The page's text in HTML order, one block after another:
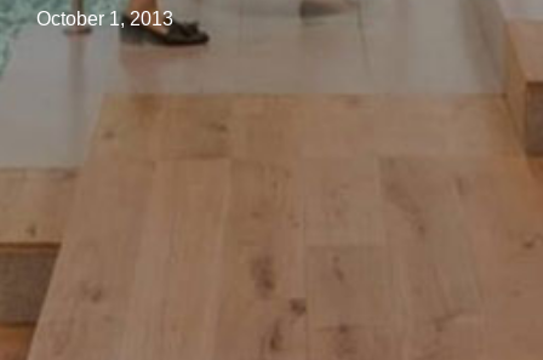
October 1, 2013